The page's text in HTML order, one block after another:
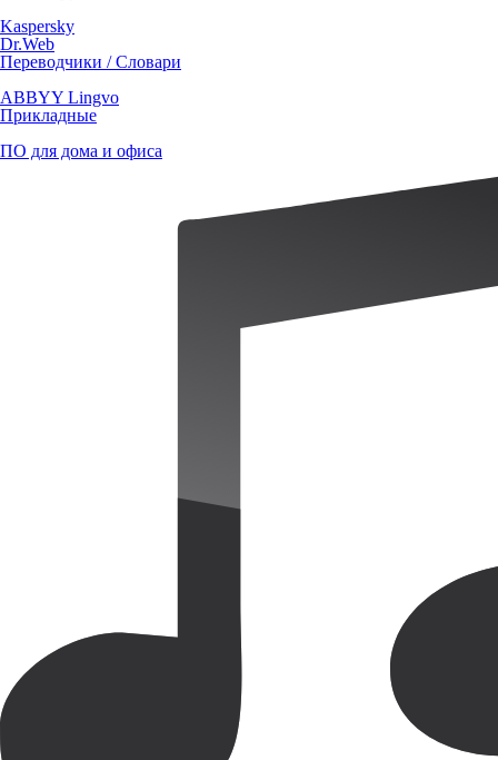
Kaspersky
Dr.Web
Переводчики / Словари
ABBYY Lingvo
Прикладные
ПО для дома и офиса